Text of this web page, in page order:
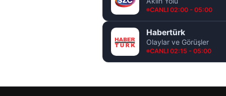
CANLI 02:00 - 05:00
Habertürk
Olaylar ve Görüşler
CANLI 02:15 - 05:00